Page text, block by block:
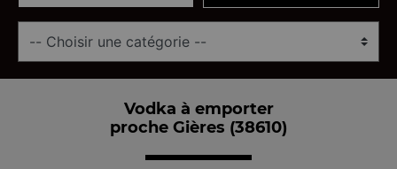
Vodka à emporter
proche Gières (38610)